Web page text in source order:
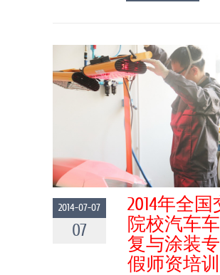
2014-07-07
07
2014年全国
院校汽车
复与涂装
假师资培